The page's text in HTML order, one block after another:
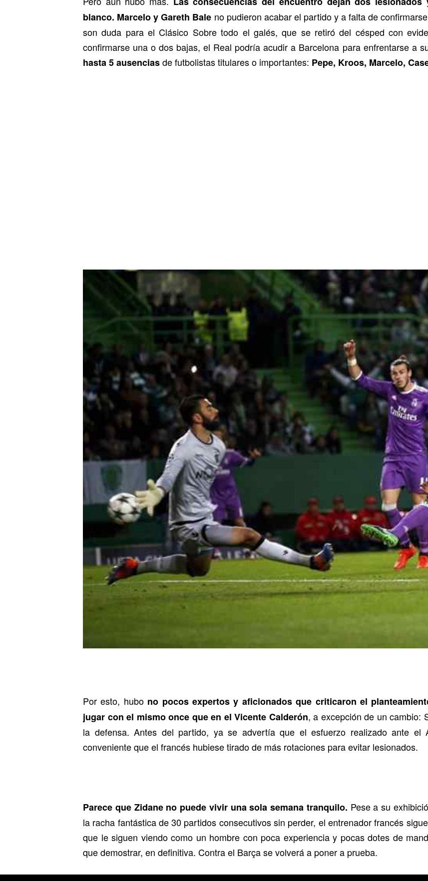
blanco. Marcelo y Gareth Bale no pudieron acabar el partido y a falta de
son duda para el Clásico Sobre todo el galés, que se retiró del césped con
confirmarse una o dos bajas, el Real podría acudir a Barcelona para enfrentarse a
hasta 5 ausenciasde futbolistas titulares o importantes: Pepe, Kroos, Marcelo,
Por esto, hubo no pocos expertos y aficionados que criticaron el
jugar con el mismo once que en el Vicente Calderón, a excepción de un cambio:
la defensa. Antes del partido, ya se advertía que el esfuerzo realizado ante el
conveniente que el francés hubiese tirado de más rotaciones para evitar lesionados.
Parece que Zidane no puede vivir una sola semana tranquilo. Pese a su
la racha fantástica de 30 partidos consecutivos sin perder, el entrenador francés
que le siguen viendo como un hombre con poca experiencia y pocas dotes de
que demostrar, en definitiva. Contra el Barça se volverá a poner a prueba.